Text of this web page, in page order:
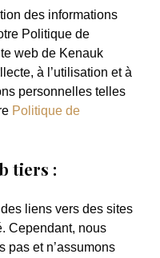
des informations
Politique de
web de Kenauk
à l’utilisation et à
personnelles telles
Politique de
tiers :
liens vers des sites
Cependant, nous
pas et n’assumons